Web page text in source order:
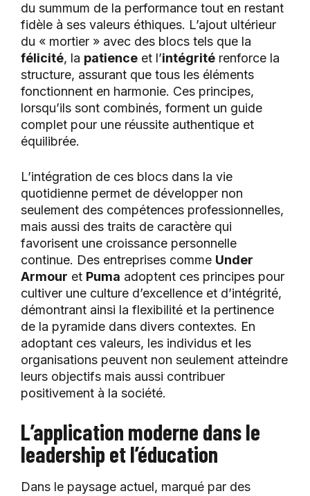
du summum de la performance tout en restant
fidèle à ses valeurs éthiques. L’ajout ultérieur
du « mortier » avec des blocs tels que la
félicité, la patience et l’intégrité renforce la
structure, assurant que tous les éléments
fonctionnent en harmonie. Ces principes,
lorsqu’ils sont combinés, forment un guide
complet pour une réussite authentique et
équilibrée.
L’intégration de ces blocs dans la vie
quotidienne permet de développer non
seulement des compétences professionnelles,
mais aussi des traits de caractère qui
favorisent une croissance personnelle
continue. Des entreprises comme Under
Armour et Puma adoptent ces principes pour
cultiver une culture d’excellence et d’intégrité,
démontrant ainsi la flexibilité et la pertinence
de la pyramide dans divers contextes. En
adoptant ces valeurs, les individus et les
organisations peuvent non seulement atteindre
leurs objectifs mais aussi contribuer
positivement à la société.
L’application moderne dans le
leadership et l’éducation
Dans le paysage actuel, marqué par des